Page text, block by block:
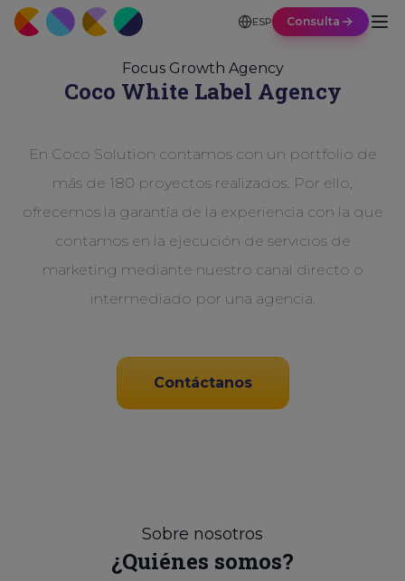
ESP Consulta
Focus Growth Agency
Coco White Label Agency
En Coco Solution contamos con un portfolio de
más de 180 proyectos realizados. Por ello,
ofrecemos la garantía de la experiencia con la que
contamos en la ejecución de servicios de
marketing mediante nuestro canal directo o
intermediado por una agencia.
Contáctanos
Sobre nosotros
¿Quiénes somos?